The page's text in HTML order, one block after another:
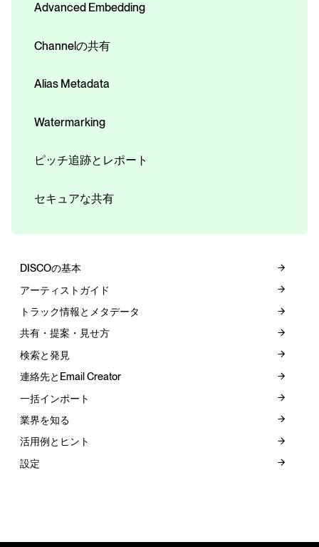
Advanced Embedding
Channelの共有
Alias Metadata
Watermarking
ピッチ追跡とレポート
セキュアな共有
DISCOの基本
アーティストガイド
トラック情報とメタデータ
共有・提案・見せ方
検索と発見
連絡先とEmail Creator
一括インポート
業界を知る
活用例とヒント
設定